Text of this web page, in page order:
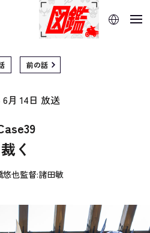
を使用していま
は、ブラウザの翻
前の話
月 14日 放送
裁く
悠也監督:諸田敏